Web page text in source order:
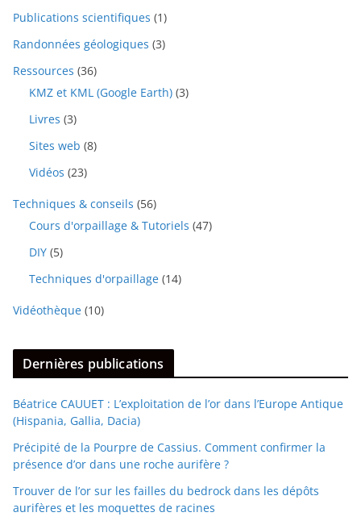
Publications scientifiques (1)
Randonnées géologiques (3)
Ressources (36)
KMZ et KML (Google Earth) (3)
Livres (3)
Sites web (8)
Vidéos (23)
Techniques & conseils (56)
Cours d'orpaillage & Tutoriels (47)
DIY (5)
Techniques d'orpaillage (14)
Vidéothèque (10)
Dernières publications
Béatrice CAUUET : L’exploitation de l’or dans l’Europe Antique
(Hispania, Gallia, Dacia)
Précipité de la Pourpre de Cassius. Comment confirmer la
présence d’or dans une roche aurifère ?
Trouver de l’or sur les failles du bedrock dans les dépôts
aurifères et les moquettes de racines